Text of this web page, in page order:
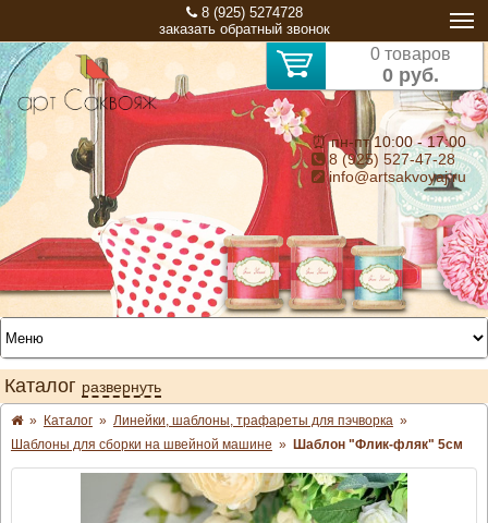
8 (925) 5274728
заказать обратный звонок
0 товаров
0 руб.
⏰ пн-пт 10:00 - 17:00
8 (925) 527-47-28
info@artsakvoyaj.ru
Каталог развернуть
» Каталог » Линейки, шаблоны, трафареты для пэчворка »
Шаблоны для сборки на швейной машине » Шаблон "Флик-фляк" 5см